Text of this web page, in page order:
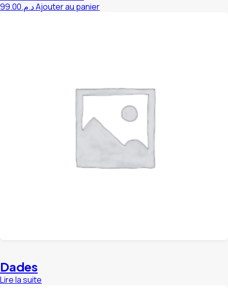
د.م.99.00 Ajouter au panier
Dades
Lire la suite